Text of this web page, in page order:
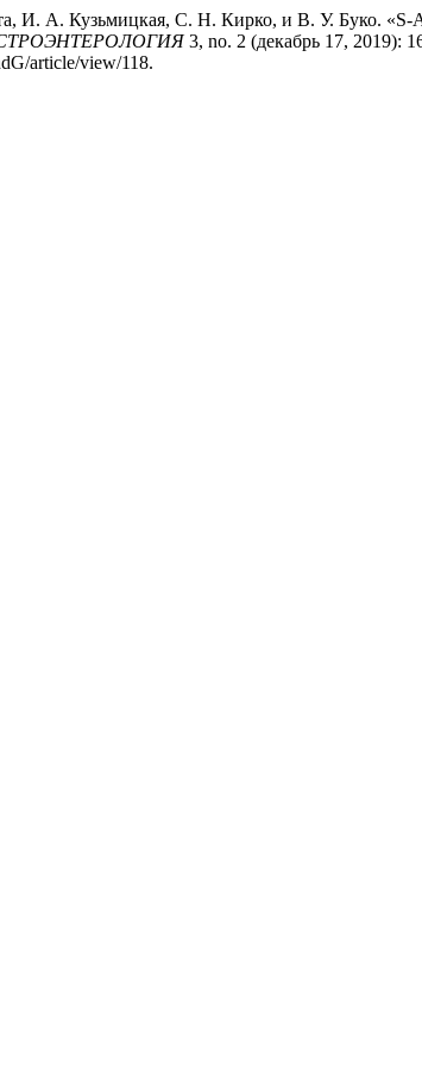
И. А. Кузьмицкая, С. Н. Кирко, и В.
3, no. 2 (декабрь 17, 2019):
article/view/118.